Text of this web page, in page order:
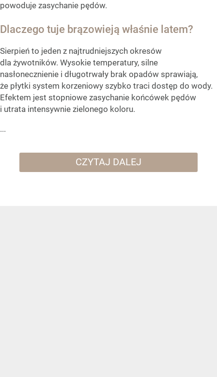
powoduje zasychanie pędów.
Dlaczego tuje brązowieją właśnie latem?
Sierpień to jeden z najtrudniejszych okresów
dla żywotników. Wysokie temperatury, silne
nasłonecznienie i długotrwały brak opadów sprawiają,
że płytki system korzeniowy szybko traci dostęp do wody.
Efektem jest stopniowe zasychanie końcówek pędów
i utrata intensywnie zielonego koloru.
...
CZYTAJ DALEJ